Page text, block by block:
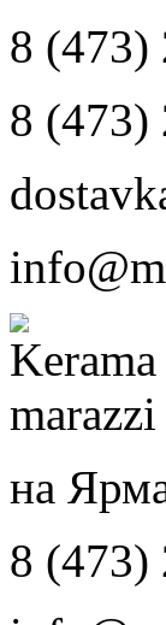
8 (473)
8 (473)
на
8 (473)